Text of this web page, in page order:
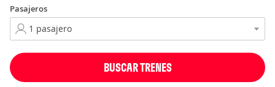
Pasajeros
BUSCAR TRENES